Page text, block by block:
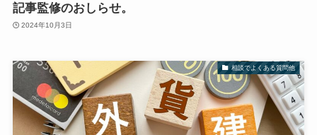
記事監修のおしらせ。
2024年10月3日
相談でよくある質問他